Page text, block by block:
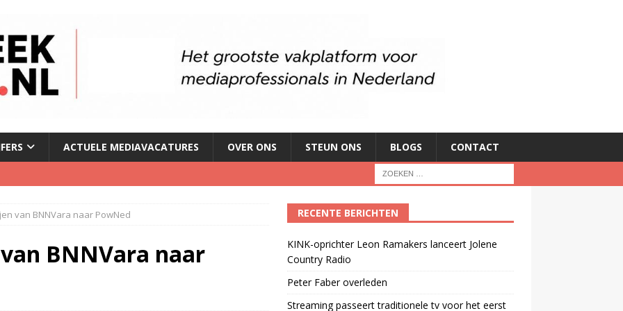
ACTUELE MEDIAVACATURES OVER ONS STEUN ONS BLOGS CONTACT
na dickpic in groepsapp
lanceert Jolene Country Radio
van BNNVara naar PowNed
BNNVara naar
RECENTE BERICHTEN
KINK-oprichter Leon Ramakers lanceert Jolene
Country Radio
Peter Faber overleden
Streaming passeert traditionele tv voor het eerst